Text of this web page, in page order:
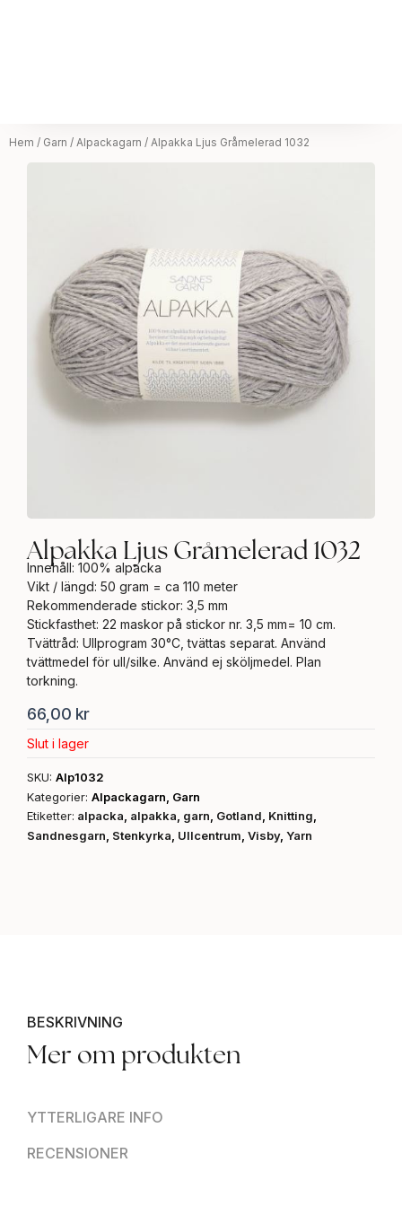
Hem / Garn / Alpackagarn / Alpakka Ljus Gråmelerad 1032
Alpakka Ljus Gråmelerad 1032
Innehåll: 100% alpacka
Vikt / längd: 50 gram = ca 110 meter
Rekommenderade stickor: 3,5 mm
Stickfasthet: 22 maskor på stickor nr. 3,5 mm= 10 cm.
Tvättråd: Ullprogram 30°C, tvättas separat. Använd
tvättmedel för ull/silke. Använd ej sköljmedel. Plan
torkning.
66,00 kr
Slut i lager
SKU: Alp1032
Kategorier: Alpackagarn Garn
Etiketter: alpacka alpakka garn Gotland Knitting
Sandnesgarn Stenkyrka Ullcentrum Visby, Yarn
BESKRIVNING
YTTERLIGARE INFO
RECENSIONER
Mer om produkten